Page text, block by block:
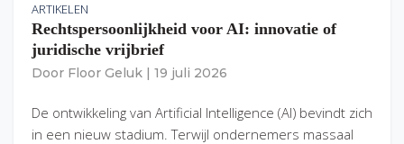
ARTIKELEN
Rechtspersoonlijkheid voor AI: innovatie of
juridische vrijbrief
Door Floor Geluk 19 juli 2026
De ontwikkeling van Artificial Intelligence (AI) bevindt zich
in een nieuw stadium. Terwijl ondernemers massaal